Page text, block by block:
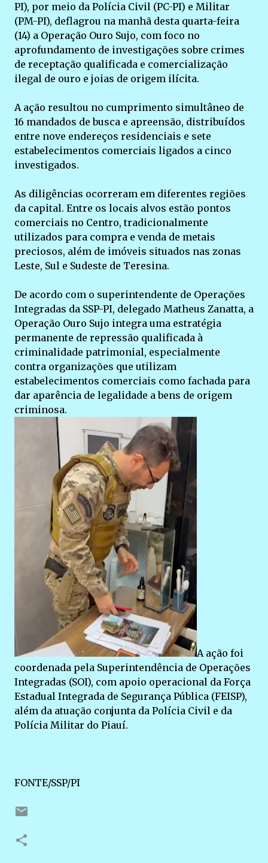
PI), por meio da Polícia Civil (PC-PI) e Militar
(PM-PI), deflagrou na manhã desta quarta-feira
(14) a Operação Ouro Sujo, com foco no
aprofundamento de investigações sobre crimes
de receptação qualificada e comercialização
ilegal de ouro e joias de origem ilícita.
A ação resultou no cumprimento simultâneo de
16 mandados de busca e apreensão, distribuídos
entre nove endereços residenciais e sete
estabelecimentos comerciais ligados a cinco
investigados.
As diligências ocorreram em diferentes regiões
da capital. Entre os locais alvos estão pontos
comerciais no Centro, tradicionalmente
utilizados para compra e venda de metais
preciosos, além de imóveis situados nas zonas
Leste, Sul e Sudeste de Teresina.
De acordo com o superintendente de Operações
Integradas da SSP-PI, delegado Matheus Zanatta, a
Operação Ouro Sujo integra uma estratégia
permanente de repressão qualificada à
criminalidade patrimonial, especialmente
contra organizações que utilizam
estabelecimentos comerciais como fachada para
dar aparência de legalidade a bens de origem
criminosa.
A ação foi
coordenada pela Superintendência de Operações
Integradas (SOI), com apoio operacional da Força
Estadual Integrada de Segurança Pública (FEISP),
além da atuação conjunta da Polícia Civil e da
Polícia Militar do Piauí.
FONTE/SSP/PI